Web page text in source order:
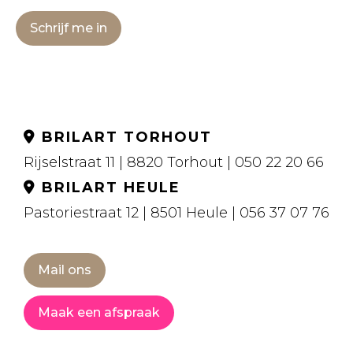
Schrijf me in
BRILART TORHOUT
Rijselstraat 11 | 8820 Torhout | 050 22 20 66
BRILART HEULE
Pastoriestraat 12 | 8501 Heule | 056 37 07 76
Mail ons
Maak een afspraak